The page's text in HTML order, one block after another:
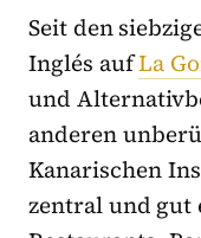
Seit den
Inglés aufLa
und
anderen
Kanarischen
zentral und gut